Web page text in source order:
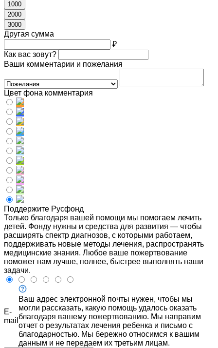
1000
2000
3000
Другая сумма
₽
Как вас зовут?
Ваши комментарии и пожелания
Цвет фона комментария
Поддержите Русфонд
Только благодаря вашей помощи мы помогаем лечить
детей. Фонду нужны и средства для развития — чтобы
расширять спектр диагнозов, с которыми работаем,
поддерживать новые методы лечения, распространять
медицинские знания. Любое ваше пожертвование
поможет нам лучше, полнее, быстрее выполнять наши
задачи.
E-
mail
Ваш адрес электронной почты нужен, чтобы мы
могли рассказать, какую помощь удалось оказать
благодаря вашему пожертвованию. Мы направим
отчет о результатах лечения ребенка и письмо с
благодарностью. Мы бережно относимся к вашим
данным и не передаем их третьим лицам.